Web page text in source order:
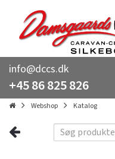
info@dccs.dk
+45 86 825 826
Webshop Katalog